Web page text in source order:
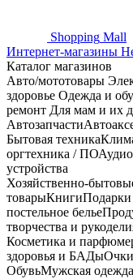
Shopping Mall
Интернет-магазины
Каталог магазинов
Авто/мототовары
здоровье Одежда и
ремонт Для мам и их
Автозапчасти
Бытовая техника
оргтехника / ПО
устройства
Хозяйственно-
товарыКниги
постельное белье
творчества и
Косметика и
здоровья и БАДы
ОбувьМужская одежда